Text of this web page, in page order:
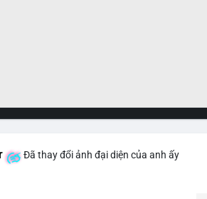
Đã thay đổi ảnh đại diện của anh ấy